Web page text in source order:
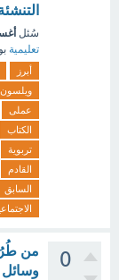
سُئل
تعليمية
أبرز
ويلسون
عملى
الكتاب
تربوية
القادم
السابق
0
من
وسائل